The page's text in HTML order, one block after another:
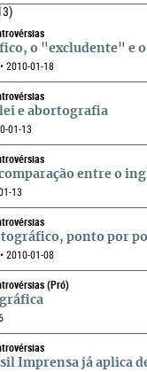
o "excludente" e
2010-01-18
e abortografia
01-13
entre o
13
ponto por
2010-01-08
(pró)
Imprensa já aplica